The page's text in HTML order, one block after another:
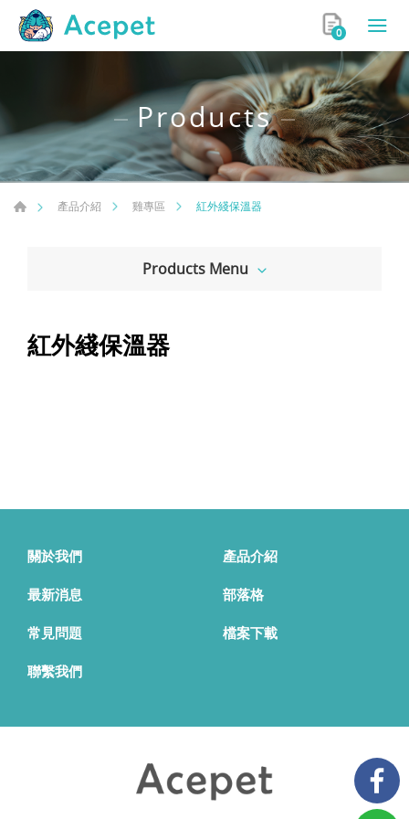
0
Products
產品介紹 雞專區 紅外綫保溫器
Products Menu
紅外綫保溫器
關於我們 產品介紹
最新消息 部落格
常見問題 檔案下載
聯繫我們